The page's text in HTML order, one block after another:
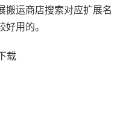
搬运商店搜索对应扩展名
用的。
载